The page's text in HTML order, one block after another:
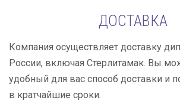
ДОСТАВКА
Компания осуществляет доставку
России, включая Стерлитамак. Вы
удобный для вас способ доставки и
в кратчайшие сроки.